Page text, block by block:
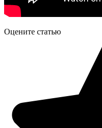
Оцените статью